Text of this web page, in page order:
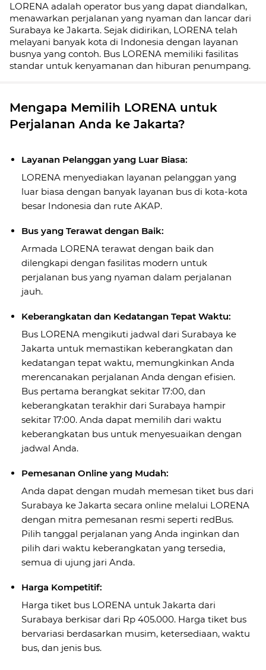
LORENA adalah operator bus yang dapat diandalkan,
menawarkan perjalanan yang nyaman dan lancar dari
Surabaya ke Jakarta. Sejak didirikan, LORENA telah
melayani banyak kota di Indonesia dengan layanan
busnya yang contoh. Bus LORENA memiliki fasilitas
standar untuk kenyamanan dan hiburan penumpang.
Mengapa Memilih LORENA untuk
Perjalanan Anda ke Jakarta?
Layanan Pelanggan yang Luar Biasa:
LORENA menyediakan layanan pelanggan yang
luar biasa dengan banyak layanan bus di kota-kota
besar Indonesia dan rute AKAP.
Bus yang Terawat dengan Baik:
Armada LORENA terawat dengan baik dan
dilengkapi dengan fasilitas modern untuk
perjalanan bus yang nyaman dalam perjalanan
jauh.
Keberangkatan dan Kedatangan Tepat Waktu:
Bus LORENA mengikuti jadwal dari Surabaya ke
Jakarta untuk memastikan keberangkatan dan
kedatangan tepat waktu, memungkinkan Anda
merencanakan perjalanan Anda dengan efisien.
Bus pertama berangkat sekitar 17:00, dan
keberangkatan terakhir dari Surabaya hampir
sekitar 17:00. Anda dapat memilih dari waktu
keberangkatan bus untuk menyesuaikan dengan
jadwal Anda.
Pemesanan Online yang Mudah:
Anda dapat dengan mudah memesan tiket bus dari
Surabaya ke Jakarta secara online melalui LORENA
dengan mitra pemesanan resmi seperti redBus.
Pilih tanggal perjalanan yang Anda inginkan dan
pilih dari waktu keberangkatan yang tersedia,
semua di ujung jari Anda.
Harga Kompetitif:
Harga tiket bus LORENA untuk Jakarta dari
Surabaya berkisar dari Rp 405.000. Harga tiket bus
bervariasi berdasarkan musim, ketersediaan, waktu
bus, dan jenis bus.